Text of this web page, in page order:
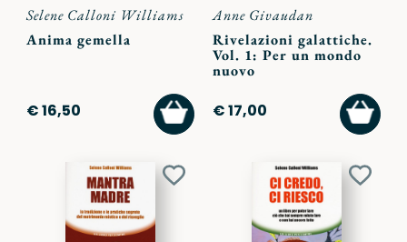
Selene Calloni Williams
Anima gemella
€ 16,50
AGGIUNGI
AL
CARRELLO
Anne Givaudan
Rivelazioni galattiche.
Vol. 1: Per un mondo
nuovo
€ 17,00
AL
Aggiungi